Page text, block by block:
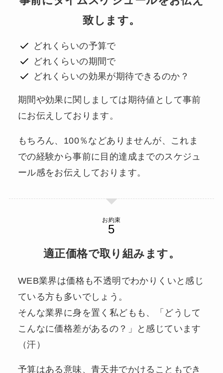
致します。
どれくらいの予算で
どれくらいの期間で
どれくらいの効果が期待できるのか？
期間や効果に関しましては期待値として事前
にお伝えしております。
もちろん、100％などありませんが、これま
での経験から事前に目的達成までのスケジュ
ール感をお伝えしております。
お約束
適正価格で取り組みます。
WEB業界は価格も不透明でわかりくいと感じ
ている方も多いでしょう。
そんな業界に身を置く私どもも、「どうして
こんなに価格差があるの？」と感じています
（汗）
予算はある意味、青天井でかけることもでき